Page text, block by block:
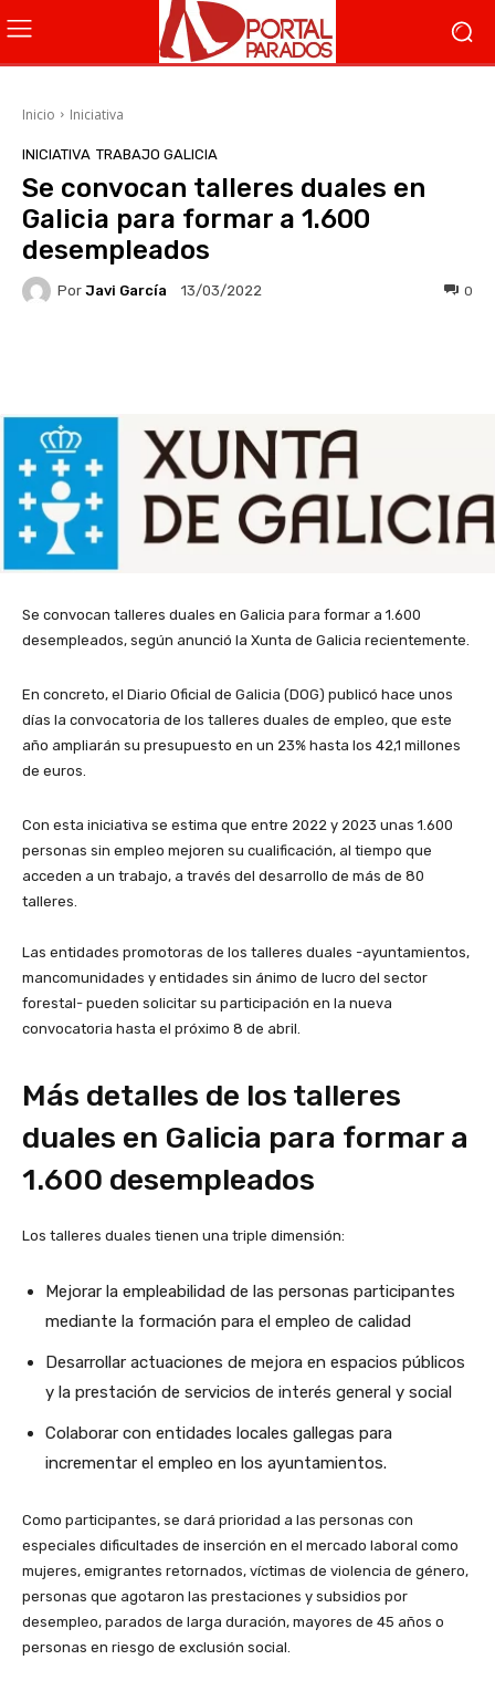
Inicio Iniciativa
INICIATIVA TRABAJO GALICIA
Se convocan talleres duales en
Galicia para formar a 1.600
desempleados
Por Javi García 13/03/2022 0
Se convocan talleres duales en Galicia para formar a 1.600
desempleados, según anunció la Xunta de Galicia recientemente.
En concreto, el Diario Oficial de Galicia (DOG) publicó hace unos
días la convocatoria de los talleres duales de empleo, que este
año ampliarán su presupuesto en un 23% hasta los 42,1 millones
de euros.
Con esta iniciativa se estima que entre 2022 y 2023 unas 1.600
personas sin empleo mejoren su cualificación, al tiempo que
acceden a un trabajo, a través del desarrollo de más de 80
talleres.
Las entidades promotoras de los talleres duales -ayuntamientos,
mancomunidades y entidades sin ánimo de lucro del sector
forestal- pueden solicitar su participación en la nueva
convocatoria hasta el próximo 8 de abril.
Más detalles de los talleres
duales en Galicia para formar a
1.600 desempleados
Los talleres duales tienen una triple dimensión:
Mejorar la empleabilidad de las personas participantes
mediante la formación para el empleo de calidad
Desarrollar actuaciones de mejora en espacios públicos
y la prestación de servicios de interés general y social
Colaborar con entidades locales gallegas para
incrementar el empleo en los ayuntamientos.
Como participantes, se dará prioridad a las personas con
especiales dificultades de inserción en el mercado laboral como
mujeres, emigrantes retornados, víctimas de violencia de género,
personas que agotaron las prestaciones y subsidios por
desempleo, parados de larga duración, mayores de 45 años o
personas en riesgo de exclusión social.